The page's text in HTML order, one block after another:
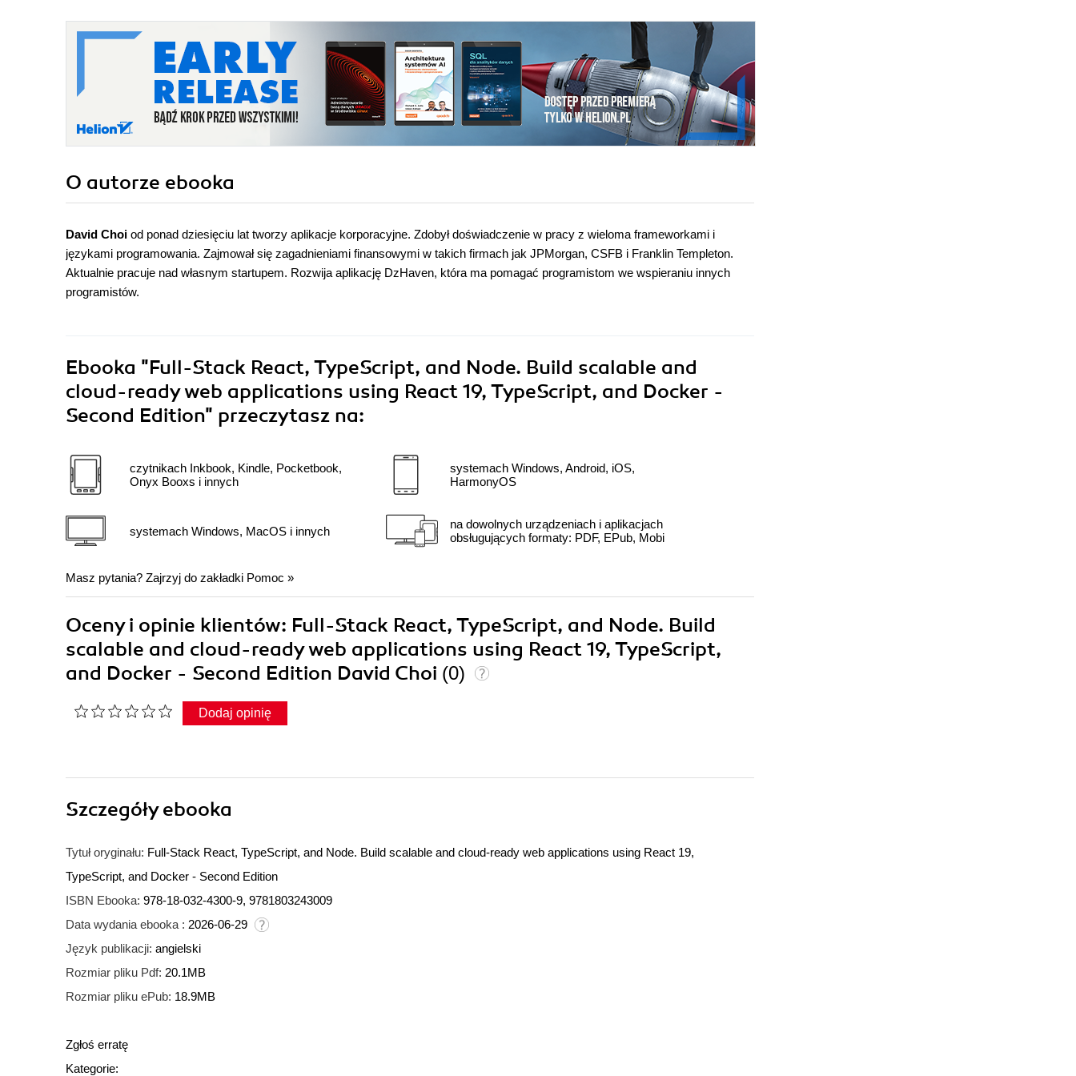
O autorze ebooka
David Choi od ponad dziesięciu lat tworzy aplikacje korporacyjne. Zdobył doświadczenie w pracy z wieloma frameworkami i
językami programowania. Zajmował się zagadnieniami finansowymi w takich firmach jak JPMorgan, CSFB i Franklin Templeton.
Aktualnie pracuje nad własnym startupem. Rozwija aplikację DzHaven, która ma pomagać programistom we wspieraniu innych
programistów.
Ebooka "Full-Stack React, TypeScript, and Node. Build scalable and
cloud-ready web applications using React 19, TypeScript, and Docker -
Second Edition" przeczytasz na:
czytnikach Inkbook, Kindle, Pocketbook,
Onyx Booxs i innych
systemach Windows, MacOS i innych
systemach Windows, Android, iOS,
HarmonyOS
na dowolnych urządzeniach i aplikacjach
obsługujących formaty: PDF, EPub, Mobi
Masz pytania? Zajrzyj do zakładki Pomoc »
Oceny i opinie klientów: Full-Stack React, TypeScript, and Node. Build
scalable and cloud-ready web applications using React 19, TypeScript,
and Docker - Second Edition David Choi (0)
Dodaj opinię
Szczegółyebooka
Tytuł oryginału: Full-Stack React, TypeScript, and Node. Build scalable and cloud-ready web applications using React 19,
TypeScript, and Docker - Second Edition
ISBN Ebooka: 978-18-032-4300-9, 9781803243009
Data wydania ebooka : 2026-06-29
Język publikacji: angielski
Rozmiar pliku Pdf: 20.1MB
Rozmiar pliku ePub: 18.9MB
Zgłoś erratę
Kategorie: